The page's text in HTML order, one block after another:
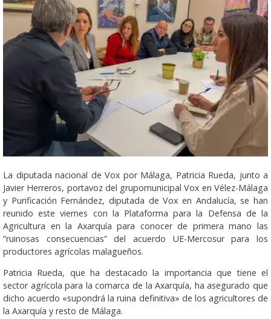
La diputada nacional de Vox por Málaga, Patricia Rueda, junto a
Javier Herreros, portavoz del grupomunicipal Vox en Vélez-Málaga
y Purificación Fernández, diputada de Vox en Andalucía, se han
reunido este viernes con la Plataforma para la Defensa de la
Agricultura en la Axarquía para conocer de primera mano las
“ruinosas consecuencias” del acuerdo UE-Mercosur para los
productores agrícolas malagueños.
Patricia Rueda, que ha destacado la importancia que tiene el
sector agrícola para la comarca de la Axarquía, ha asegurado que
dicho acuerdo «supondrá la ruina definitiva» de los agricultores de
la Axarquía y resto de Málaga.